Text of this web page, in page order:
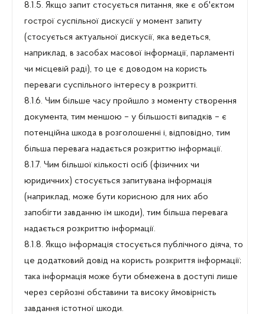
8.1.5. Якщо запит стосується питання, яке є об'єктом
гострої суспільної дискусії у момент запиту
(стосується актуальної дискусії, яка ведеться,
наприклад, в засобах масової інформації, парламенті
чи місцевій раді), то це є доводом на користь
переваги суспільного інтересу в розкритті.
8.1.6. Чим більше часу пройшло з моменту створення
документа, тим меншою – у більшості випадків – є
потенційна шкода в розголошенні і, відповідно, тим
більша перевага надається розкриттю інформації.
8.1.7. Чим більшої кількості осіб (фізичних чи
юридичних) стосується запитувана інформація
(наприклад, може бути корисною для них або
запобігти завданню їм шкоди), тим більша перевага
надається розкриттю інформації.
8.1.8. Якщо інформація стосується публічного діяча, то
це додатковий довід на користь розкриття інформації;
така інформація може бути обмежена в доступі лише
через серйозні обставини та високу ймовірність
завдання істотної шкоди.